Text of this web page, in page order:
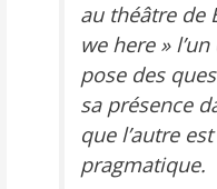
au théâtre de
we here »
pose des
sa présence
que l’autre
pragmatique.